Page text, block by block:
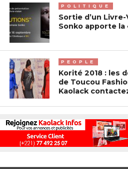
POLITIQUE
Sortie d’un
Sonko apporte la
PEOPLE
Korité 2018 : les
de Toucou
Kaolack